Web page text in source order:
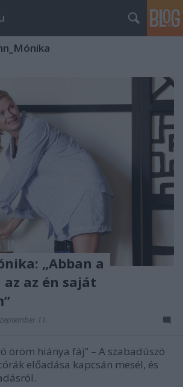
„Abban a
az én saját
11.
öröm hiánya fáj” – A szabadúszó
előadása kapcsán mesél, és